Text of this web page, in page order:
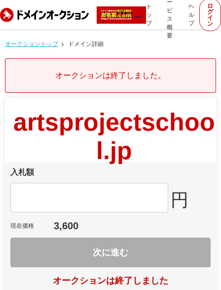
ト
ッ
プ
ー
ビ
ス
概
要
ヘ
ル
プ
ロ
グ
イ
ン
オークショントップ ドメイン詳細
オークションは終了しました。
artsprojectschoo
l.jp
入札額
円
現在価格 3,600
次に進む
オークションは終了しました